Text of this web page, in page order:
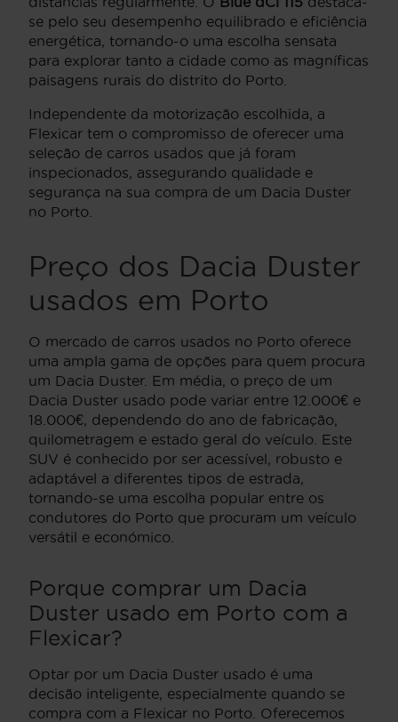
se pelo seu desempenho equilibrado e eficiência
energética, tornando-o uma escolha sensata
para explorar tanto a cidade como as magníficas
paisagens rurais do distrito do Porto.
Independente da motorização escolhida, a
Flexicar tem o compromisso de oferecer uma
seleção de carros usados que já foram
inspecionados, assegurando qualidade e
segurança na sua compra de um Dacia Duster
no Porto.
Preço dos Dacia Duster
usados em Porto
O mercado de carros usados no Porto oferece
uma ampla gama de opções para quem procura
um Dacia Duster. Em média, o preço de um
Dacia Duster usado pode variar entre 12.000€ e
18.000€, dependendo do ano de fabricação,
quilometragem e estado geral do veículo. Este
SUV é conhecido por ser acessível, robusto e
adaptável a diferentes tipos de estrada,
tornando-se uma escolha popular entre os
condutores do Porto que procuram um veículo
versátil e económico.
Porque comprar um Dacia
Duster usado em Porto com a
Flexicar?
Optar por um Dacia Duster usado é uma
decisão inteligente, especialmente quando se
compra com a Flexicar no Porto. Oferecemos